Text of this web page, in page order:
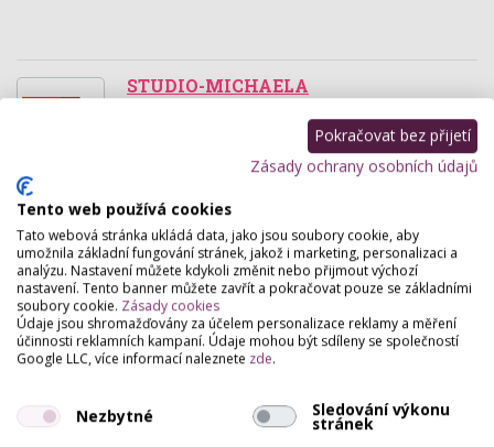
STUDIO-MICHAELA
Permanentní make-up, nehtová modeláž,
permanentní řasy a kosmetické služby.
Mili - Nehtové studio
Smetanovy sady 1 , Plzeň
Za každou ženu i muže mluví upravené ruce. Vaše
ruce jsou Vaší vizitkou, když máme krásné ruce a
upravené nehty, cítíme se mnohem lépe.
Nemusíte…
Brněnská 46 , Plzeň
Pokračovat bez přijetí
Zásady ochrany osobních údajů
Tento web používá cookies
Tato webová stránka ukládá data, jako jsou soubory cookie, aby
umožnila základní fungování stránek, jakož i marketing, personalizaci a
analýzu. Nastavení můžete kdykoli změnit nebo přijmout výchozí
nastavení. Tento banner můžete zavřít a pokračovat pouze se základními
soubory cookie. Zásady cookies
Údaje jsou shromažďovány za účelem personalizace reklamy a měření
účinnosti reklamních kampaní. Údaje mohou být sdíleny se společností
Google LLC, více informací naleznete zde.
Nezbytné Sledování výkonu
stránek